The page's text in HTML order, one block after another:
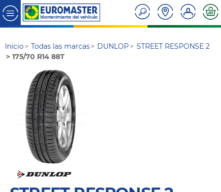
Inicio Todas las marcas DUNLOP
STREET RESPONSE 2
175/70 R14 88T